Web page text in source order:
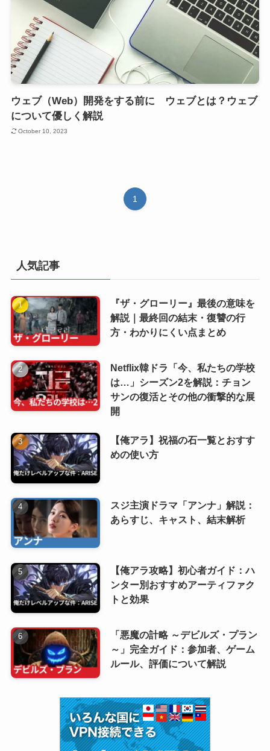
ウェブ（Web）開発をする前に ウェブとは？ウェブ
について優しく解説
October 10, 2023
1
人気記事
『ザ・グローリー』最後の意味を
解説｜最終回の結末・復讐の行
方・わかりにくい点まとめ
Netflix韓ドラ「今、私たちの学校
は…」シーズン2を解説：チョン
サンの復活とその他の衝撃的な展
開
【俺アラ】祝福の石一覧とおすす
めの使い方
スジ主演ドラマ「アンナ」解説：
あらすじ、キャスト、結末解析
【俺アラ攻略】初心者ガイド：ハ
ンター別おすすめアーティファク
トと効果
「悪魔の計略 ～デビルズ・プラン
～」完全ガイド：参加者、ゲーム
ルール、評価について解説